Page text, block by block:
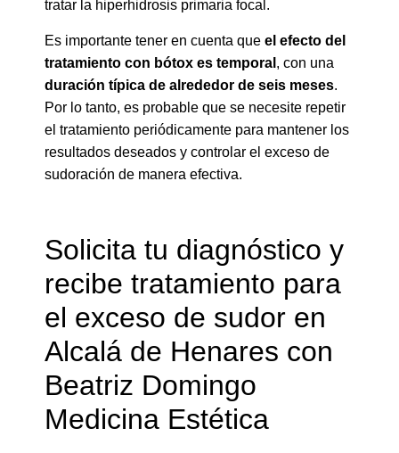
tratar la hiperhidrosis primaria focal.
Es importante tener en cuenta que el efecto del
tratamiento con bótox es temporal , con una
duración típica de alrededor de seis meses.
Por lo tanto, es probable que se necesite repetir
el tratamiento periódicamente para mantener los
resultados deseados y controlar el exceso de
sudoración de manera efectiva.
Solicita tu diagnóstico y
recibe tratamiento para
el exceso de sudor en
Alcalá de Henares con
Beatriz Domingo
Medicina Estética